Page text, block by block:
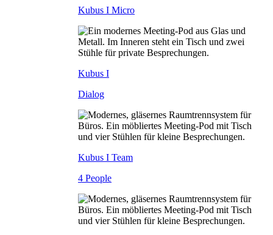
Kubus I Micro
Kubus I
Dialog
Kubus I Team
4 People